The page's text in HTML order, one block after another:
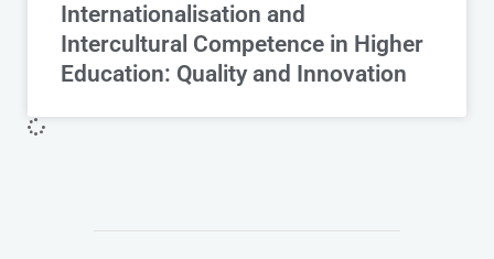
Internationalisation and
Intercultural Competence in Higher
Education: Quality and Innovation